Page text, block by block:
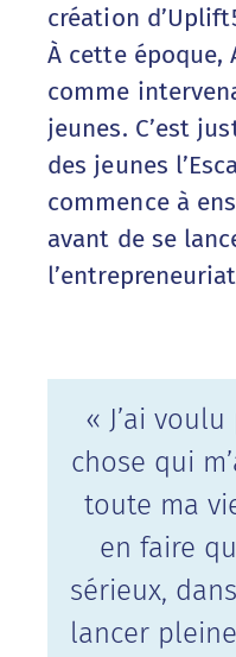
création
À cette époque,
comme
jeunes. C’est
des jeunes
commence à
avant de se
« J’ai
chose qui
toute ma
en faire
sérieux,
lancer